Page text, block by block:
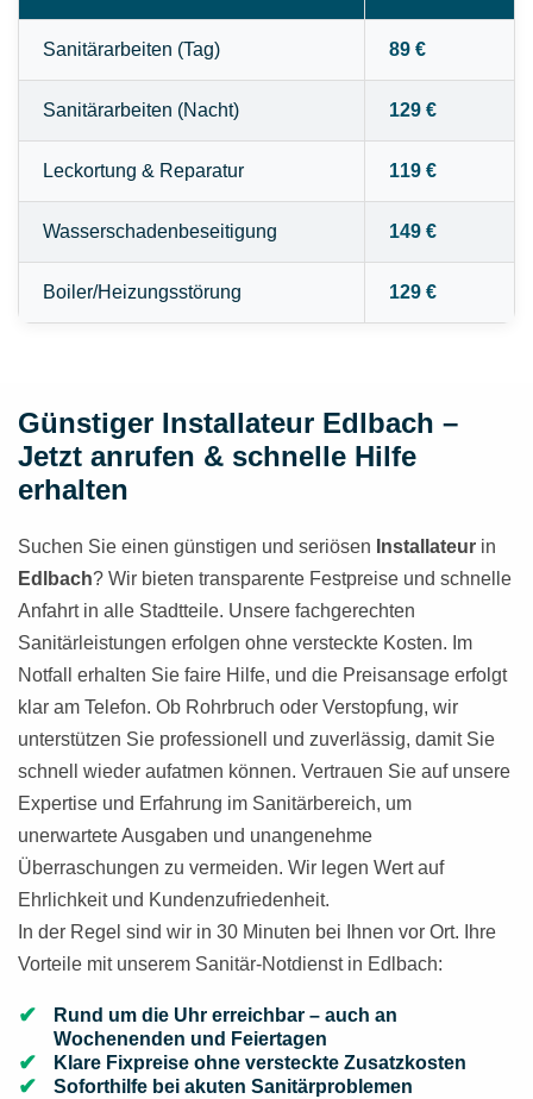
Sanitärarbeiten (Tag) 89 €
Sanitärarbeiten (Nacht) 129 €
Leckortung & Reparatur 119 €
Wasserschadenbeseitigung 149 €
Boiler/Heizungsstörung 129 €
Günstiger Installateur Edlbach –
Jetzt anrufen & schnelle Hilfe
erhalten
Suchen Sie einen günstigen und seriösen Installateur in
Edlbach? Wir bieten transparente Festpreise und schnelle
Anfahrt in alle Stadtteile. Unsere fachgerechten
Sanitärleistungen erfolgen ohne versteckte Kosten. Im
Notfall erhalten Sie faire Hilfe, und die Preisansage erfolgt
klar am Telefon. Ob Rohrbruch oder Verstopfung, wir
unterstützen Sie professionell und zuverlässig, damit Sie
schnell wieder aufatmen können. Vertrauen Sie auf unsere
Expertise und Erfahrung im Sanitärbereich, um
unerwartete Ausgaben und unangenehme
Überraschungen zu vermeiden. Wir legen Wert auf
Ehrlichkeit und Kundenzufriedenheit.
In der Regel sind wir in 30 Minuten bei Ihnen vor Ort. Ihre
Vorteile mit unserem Sanitär-Notdienst in Edlbach:
Rund um die Uhr erreichbar – auch an
Wochenenden und Feiertagen
Klare Fixpreise ohne versteckte Zusatzkosten
Soforthilfe bei akuten Sanitärproblemen